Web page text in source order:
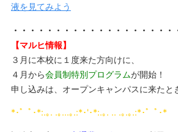
液を見てみよう
・・・・・・・・・・・・・・・・・・・
【マルヒ情報】
３月に本校に１度来た方向けに、
４月から会員制特別プログラムが開始！
申し込みは、オープンキャンパスに来たと
*･゜ﾟ･*:.｡. .｡...｡.:*･'･*:.｡. .. .｡.｡.:*･゜ﾟ･*